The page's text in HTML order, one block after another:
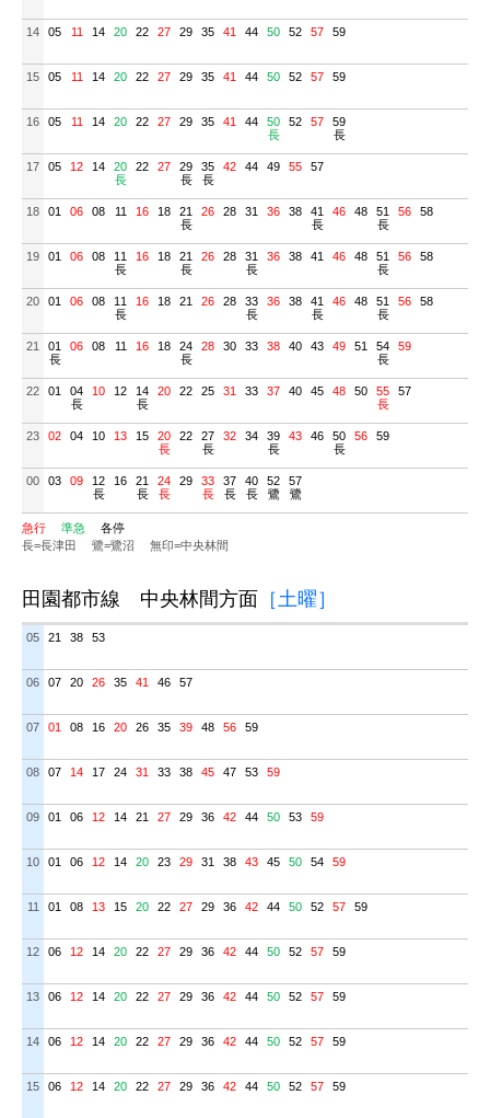
14 05 11 14 20 22 27 29 35 41 44 50 52 57 59
15 05 11 14 20 22 27 29 35 41 44 50 52 57 59
16 05 11 14 20 22 27 29 35 41 44
50
長
52 57
59
長
17 05 12 14
20
長
22 27
29
長
35
長
42 44 49 55 57
18 01 06 08 11 16 18
21
長
26 28 31 36 38
41
長
46 48
51
長
56 58
19 01 06 08
11
長
16 18
21
長
26 28
31
長
36 38 41 46 48
51
長
56 58
20 01 06 08
11
長
16 18 21 26 28
33
長
36 38
41
長
46 48
51
長
56 58
21
01
長
06 08 11 16 18
24
長
28 30 33 38 40 43 49 51
54
長
59
22 01
04
長
10 12
14
長
20 22 25 31 33 37 40 45 48 50
55
長
57
23 02 04 10 13 15
20
長
22
27
長
32 34
39
長
43 46
50
長
56 59
00 03 09
12
長
16
21
長
24
長
29
33
長
37
長
40
長
52
鷺
57
鷺
急行 準急
各停
長=長津田
鷺=鷺沼 無印=中央林間
田園都市線 中央林間方面 ［土曜］
05 21 38 53
06 07 20 26 35 41 46 57
07 01 08 16 20 26 35 39 48 56 59
08 07 14 17 24 31 33 38 45 47 53 59
09 01 06 12 14 21 27 29 36 42 44 50 53 59
10 01 06 12 14 20 23 29 31 38 43 45 50 54 59
11 01 08 13 15 20 22 27 29 36 42 44 50 52 57 59
12 06 12 14 20 22 27 29 36 42 44 50 52 57 59
13 06 12 14 20 22 27 29 36 42 44 50 52 57 59
14 06 12 14 20 22 27 29 36 42 44 50 52 57 59
15 06 12 14 20 22 27 29 36 42 44 50 52 57 59